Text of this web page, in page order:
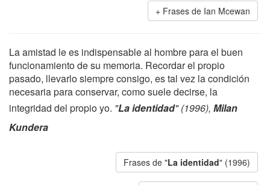
Frases de Ian Mcewan
La amistad le es indispensable al hombre para el buen
funcionamiento de su memoria. Recordar el propio
pasado, llevarlo siempre consigo, es tal vez la condición
necesaria para conservar, como suele decirse, la
integridad del propio yo. "La identidad" (1996), Milan
Kundera
Frases de "La identidad" (1996)